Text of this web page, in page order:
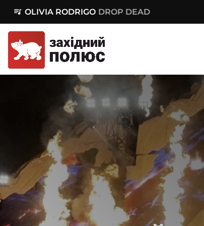
queue_music OLIVIA RODRIGO DROP DEAD